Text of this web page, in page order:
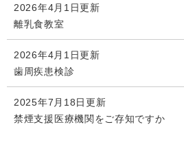
2026年4月1日更新
離乳食教室
2026年4月1日更新
歯周疾患検診
2025年7月18日更新
禁煙支援医療機関をご存知ですか